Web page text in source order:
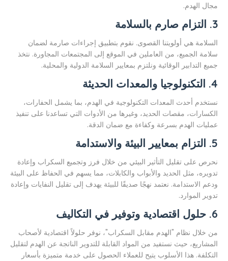
مجال الهدم.
3. التزام صارم بالسلامة
السلامة هي أولويتنا القصوى. نقوم بتطبيق إجراءات صارمة لضمان
سلامة الجميع، من العاملين في الموقع إلى المجتمعات المجاورة. نتخذ
جميع التدابير الوقائية ونلتزم بمعايير السلامة الدولية والمحلية.
4. التكنولوجيا والمعدات الحديثة
نستخدم أحدث المعدات التكنولوجية في الهدم، بما يشمل الحفارات،
الكسارات، مقصات الحديد، وغيرها من الأدوات التي تساعدنا على تنفيذ
عمليات الهدم بسرعة وكفاءة مع ضمان الدقة.
5. التزام بمعايير البيئة والاستدامة
نحرص على تقليل التأثير البيئي من خلال فرز وتجميع السكراب وإعادة
تدويره، مثل الحديد والأبواب والكابلات، مما يسهم في الحفاظ على البيئة
ودعم الاستدامة. نعتمد نهجًا صديقًا للبيئة يهدف إلى تقليل النفايات وإعادة
تدوير الموارد.
6. حلول اقتصادية وتوفير في التكاليف
من خلال نظام "الهدم مقابل السكراب"، نوفر حلولاً اقتصادية لأصحاب
المشاريع، حيث نستفيد من المواد القابلة للتدوير الناتجة عن الهدم لتقليل
التكلفة. هذا الأسلوب يتيح للعملاء الحصول على خدمة متميزة بأسعار